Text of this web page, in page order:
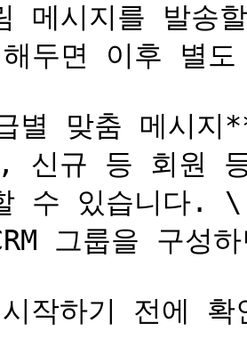
메시지를 발
두면 이후 별
별 맞춤 메시
신규 등 회원 등
수 있습니다. \
그룹을 구성
작하기 전에 확